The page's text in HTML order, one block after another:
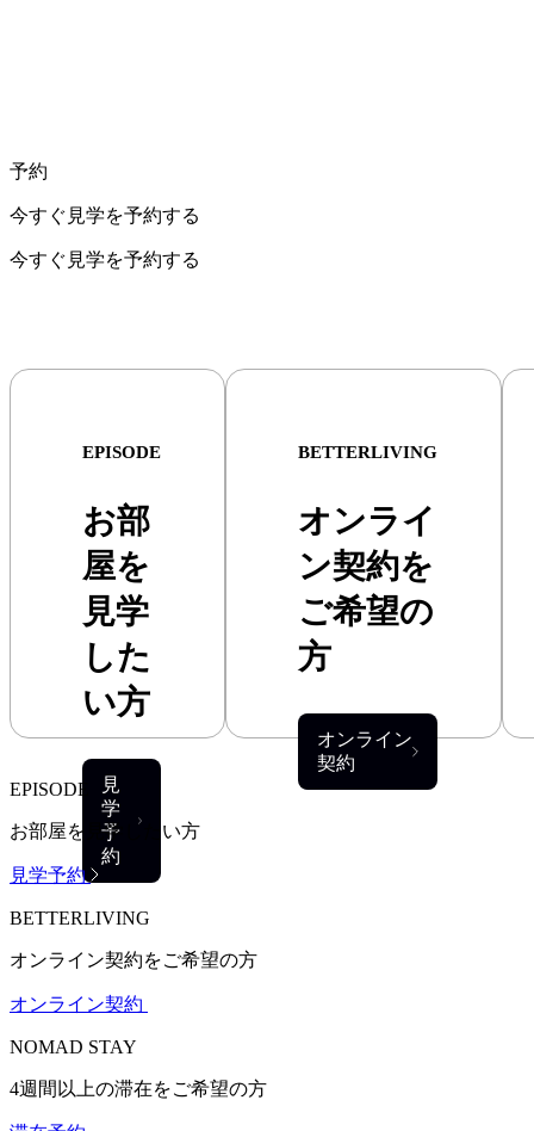
予約
今すぐ見学を予約する
今すぐ見学を予約する
EPISODE
お部
屋を
見学
した
い方
見
学
予
約
BETTERLIVING
オンライ
ン契約を
ご希望の
方
オンライン
契約
EPISODE
お部屋を見学したい方
見学予約
BETTERLIVING
オンライン契約をご希望の方
オンライン契約
NOMAD STAY
4週間以上の滞在をご希望の方